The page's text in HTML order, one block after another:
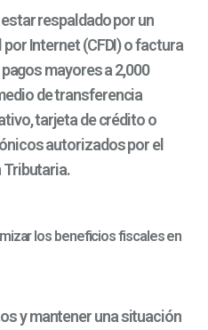
respaldado por un
Internet (CFDI) o factura
mayores a 2,000
de transferencia
tarjeta de crédito o
autorizados por el
Tributaria.
los beneficios fiscales en
y mantener una situación